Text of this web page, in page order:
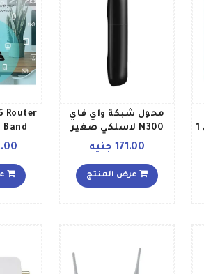
متعدد الوظائف 12 في 1
محول شبكة واي فاي
N300 لاسلكي صغير
بمقبس USB لأجهزة
سهل الإعداد، ويدعم
أنظمة تشغيل ويندوز
171.00 جنيه
عرض المنتج
Router
Band
AX10